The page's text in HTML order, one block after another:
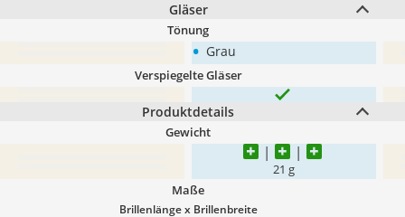
Gläser
Tönung
• Grau
Verspiegelte Gläser
Produktdetails
Gewicht
21 g
Maße
Brillenlänge x Brillenbreite